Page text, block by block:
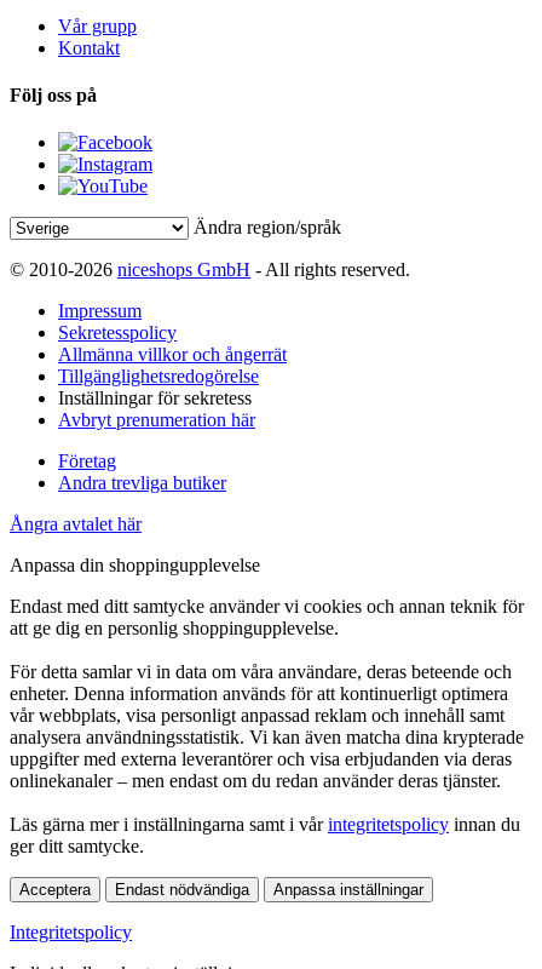
Vår grupp
Kontakt
Följ oss på
Ändra region/språk
© 2010-2026 niceshops GmbH - All rights reserved.
Impressum
Sekretesspolicy
Allmänna villkor och ångerrät
Tillgänglighetsredogörelse
Inställningar för sekretess
Avbryt prenumeration här
Företag
Andra trevliga butiker
Ångra avtalet här
Anpassa din shoppingupplevelse
Endast med ditt samtycke använder vi cookies och annan teknik för
att ge dig en personlig shoppingupplevelse.
För detta samlar vi in data om våra användare, deras beteende och
enheter. Denna information används för att kontinuerligt optimera
vår webbplats, visa personligt anpassad reklam och innehåll samt
analysera användningsstatistik. Vi kan även matcha dina krypterade
uppgifter med externa leverantörer och visa erbjudanden via deras
onlinekanaler – men endast om du redan använder deras tjänster.
Läs gärna mer i inställningarna samt i vårintegritetspolicy innan du
ger ditt samtycke.
Acceptera Endast nödvändiga Anpassa inställningar
Integritetspolicy